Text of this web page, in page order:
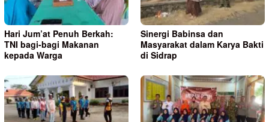
Hari Jum’at Penuh Berkah:
TNI bagi-bagi Makanan
kepada Warga
Sinergi Babinsa dan
Masyarakat dalam Karya Bakti
di Sidrap